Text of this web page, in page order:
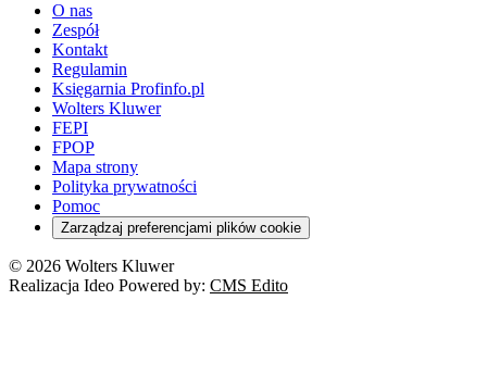
O nas
Zespół
Kontakt
Regulamin
Księgarnia Profinfo.pl
Wolters Kluwer
FEPI
FPOP
Mapa strony
Polityka prywatności
Pomoc
Zarządzaj preferencjami plików cookie
© 2026 Wolters Kluwer
Realizacja Ideo Powered by: CMS Edito